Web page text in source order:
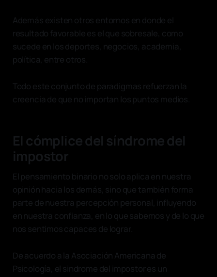
Además existen otros entornos en donde el
resultado favorable es el que sobresale, como
sucede en los deportes, negocios, academia,
política, entre otros.
Todo este conjunto de paradigmas refuerzan la
creencia de que no importan los puntos medios.
El cómplice del síndrome del
impostor
El pensamiento binario no solo aplica en nuestra
opinión hacia los demás, sino que también forma
parte de nuestra percepción personal, influyendo
en nuestra confianza, en lo que sabemos y de lo que
nos sentimos capaces de lograr.
De acuerdo a la Asociación Americana de
Psicología, el sindrome del impostor es un